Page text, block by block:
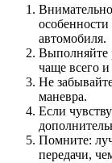
автомобиля.
Выполняйте
чаще всего
Не
маневра.
Если
Помните:
передачи,